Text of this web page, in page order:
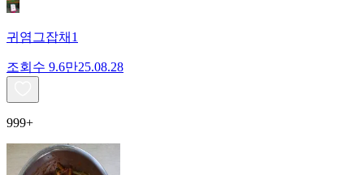
귀염그잡채1
조회수 9.6만25.08.28
999+